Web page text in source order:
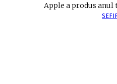
Apple a produs anul